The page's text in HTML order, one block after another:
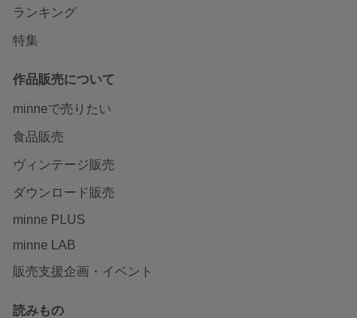
ランキング
特集
作品販売について
minneで売りたい
食品販売
ヴィンテージ販売
ダウンロード販売
minne PLUS
minne LAB
販売支援企画・イベント
読みもの